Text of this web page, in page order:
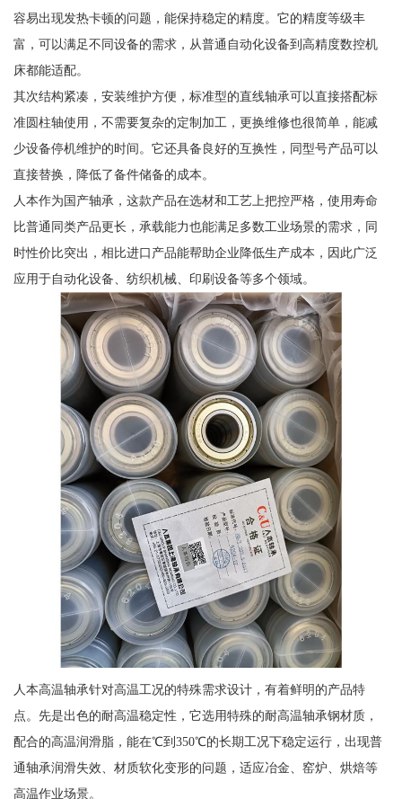
容易出现发热卡顿的问题，能保持稳定的精度。它的精度等级丰
富，可以满足不同设备的需求，从普通自动化设备到高精度数控机
床都能适配。
其次结构紧凑，安装维护方便，标准型的直线轴承可以直接搭配标
准圆柱轴使用，不需要复杂的定制加工，更换维修也很简单，能减
少设备停机维护的时间。它还具备良好的互换性，同型号产品可以
直接替换，降低了备件储备的成本。
人本作为国产轴承，这款产品在选材和工艺上把控严格，使用寿命
比普通同类产品更长，承载能力也能满足多数工业场景的需求，同
时性价比突出，相比进口产品能帮助企业降低生产成本，因此广泛
应用于自动化设备、纺织机械、印刷设备等多个领域。
人本高温轴承针对高温工况的特殊需求设计，有着鲜明的产品特
点。先是出色的耐高温稳定性，它选用特殊的耐高温轴承钢材质，
配合的高温润滑脂，能在℃到350℃的长期工况下稳定运行，出现普
通轴承润滑失效、材质软化变形的问题，适应冶金、窑炉、烘焙等
高温作业场景。